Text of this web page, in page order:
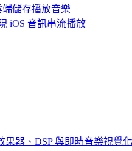
端儲存播放音樂
iOS 音訊串流播放
果器、DSP 與即時音樂視覺化